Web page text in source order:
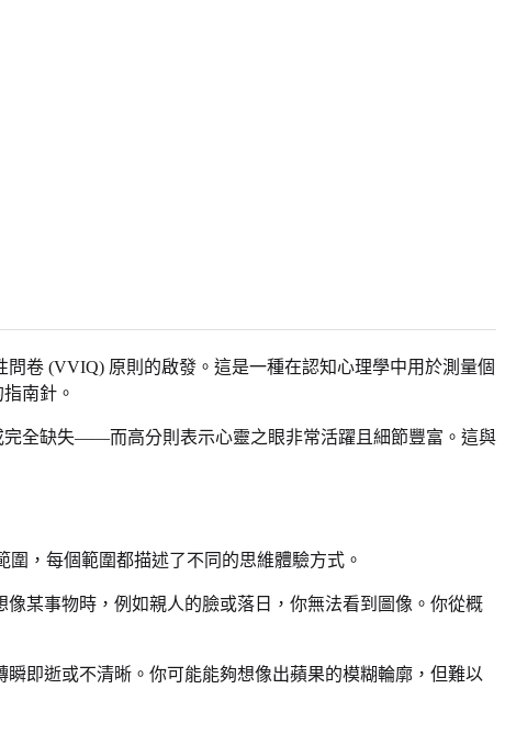
問卷 (VVIQ) 原則的啟發。這是一種在認知心理學中用於測量個
南針。
全缺失——而高分則表示心靈之眼非常活躍且細節豐富。這與
，每個範圍都描述了不同的思維體驗方式。
某事物時，例如親人的臉或落日，你無法看到圖像。你從概
即逝或不清晰。你可能能夠想像出蘋果的模糊輪廓，但難以